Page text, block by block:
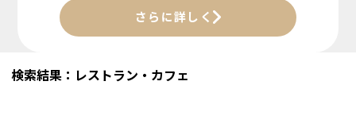
さらに詳しく
検索結果：レストラン・カフェ